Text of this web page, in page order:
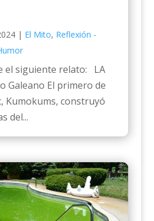
| El Mito, Reflexión -
el siguiente relato: LA
Galeano El primero de
Kumokums, construyó
del...